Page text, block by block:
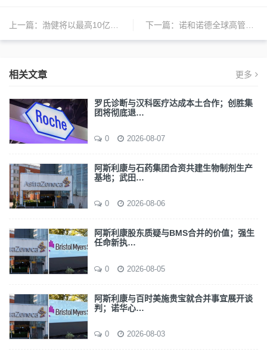
上一篇： 渤健将以最高10亿美元收购RayThera；诺和诺德未来会增加在中国的BD交易；派林生物控制权转让事项终止 | 日报 下一篇： 诺和诺德全球高管团队来华宣布新投资；国药控股与辉瑞确定战略合作关系；诺万特宣布重大收购计划 | 日报
相关文章 更多
罗氏诊断与汉科医疗达成本土合作；创胜集
团将彻底退…
0 2026-08-07
阿斯利康与石药集团合资共建生物制剂生产
基地；武田…
0 2026-08-06
阿斯利康股东质疑与BMS合并的价值；强生
任命新执…
0 2026-08-05
阿斯利康与百时美施贵宝就合并事宜展开谈
判；诺华心…
0 2026-08-03